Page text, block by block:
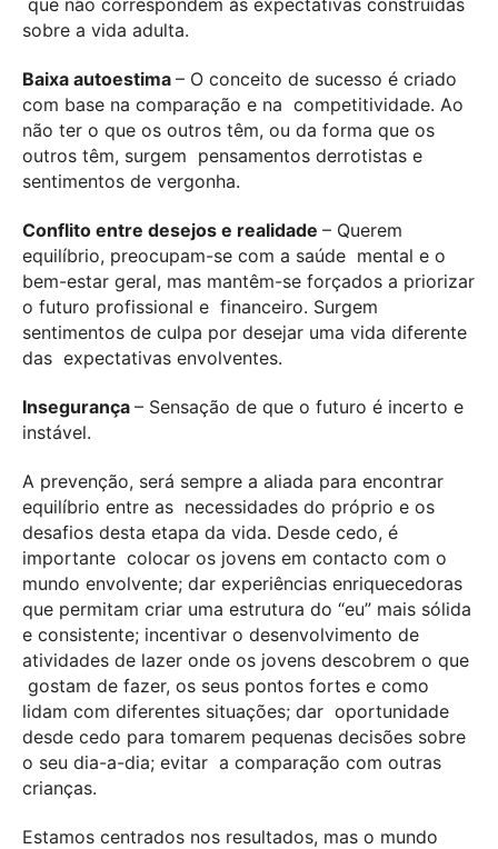
que não correspondem às expectativas construídas
sobre a vida adulta.
Baixa autoestima – O conceito de sucesso é criado
com base na comparação e na competitividade. Ao
não ter o que os outros têm, ou da forma que os
outros têm, surgem pensamentos derrotistas e
sentimentos de vergonha.
Conflito entre desejos e realidade – Querem
equilíbrio, preocupam-se com a saúde mental e o
bem-estar geral, mas mantêm-se forçados a priorizar
o futuro profissional e financeiro. Surgem
sentimentos de culpa por desejar uma vida diferente
das expectativas envolventes.
Insegurança – Sensação de que o futuro é incerto e
instável.
A prevenção, será sempre a aliada para encontrar
equilíbrio entre as necessidades do próprio e os
desafios desta etapa da vida. Desde cedo, é
importante colocar os jovens em contacto com o
mundo envolvente; dar experiências enriquecedoras
que permitam criar uma estrutura do “eu” mais sólida
e consistente; incentivar o desenvolvimento de
atividades de lazer onde os jovens descobrem o que
gostam de fazer, os seus pontos fortes e como
lidam com diferentes situações; dar oportunidade
desde cedo para tomarem pequenas decisões sobre
o seu dia-a-dia; evitar a comparação com outras
crianças.
Estamos centrados nos resultados, mas o mundo